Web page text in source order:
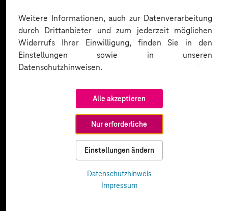
Weitere Informationen, auch zur Datenverarbeitung
durch Drittanbieter und zum jederzeit möglichen
Widerrufs Ihrer Einwilligung, finden Sie in den
Einstellungen sowie in unseren
Datenschutzhinweisen.
Alle akzeptieren
Nur erforderliche
Einstellungen ändern
Datenschutzhinweis
Impressum